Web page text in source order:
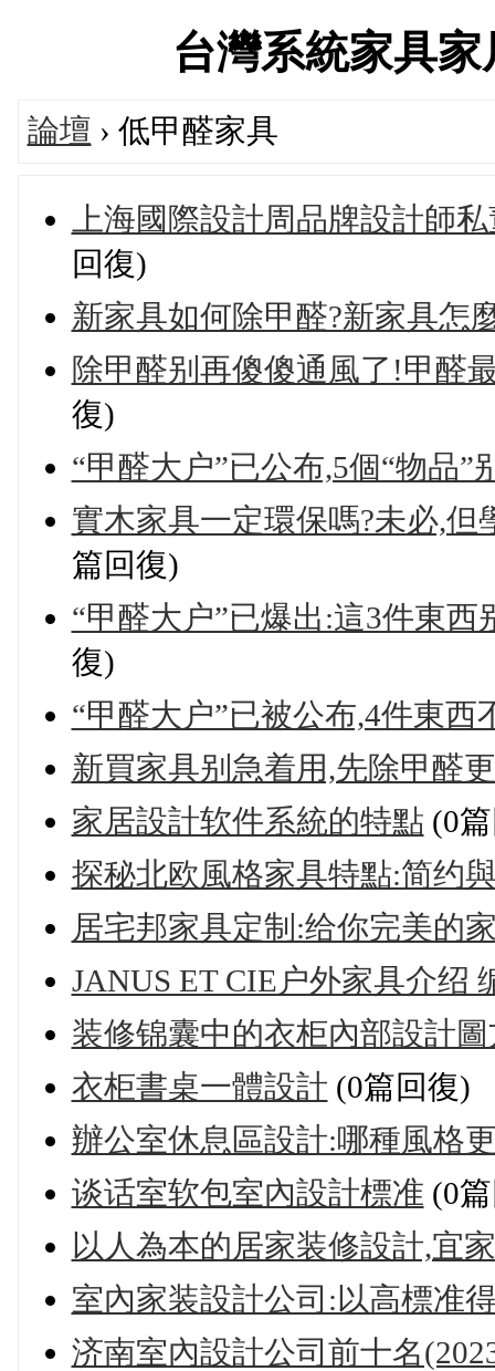
台灣系統家具
論壇 › 低甲醛家具
上海國際設計周品牌設計師
回復)
新家具如何除甲醛?新家具怎
除甲醛别再傻傻通風了!甲醛
復)
“甲醛大户”已公布,5個“物品”
實木家具一定環保嗎?未必,
篇回復)
“甲醛大户”已爆出:這3件東
復)
“甲醛大户”已被公布,4件東西
新買家具别急着用,先除甲醛
家居設計软件系統的特點 (0
探秘北欧風格家具特點:简约
居宅邦家具定制:给你完美的
JANUS ET CIE户外家具介绍
装修锦囊中的衣柜內部設計
衣柜書桌一體設計 (0篇回復)
辦公室休息區設計:哪種風格
谈话室软包室內設計標准 (0
以人為本的居家装修設計,宜
室內家装設計公司:以高標准
济南室內設計公司前十名